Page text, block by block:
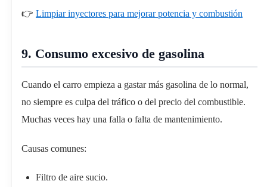
👉 Limpiar inyectores para mejorar potencia y combustión
9. Consumo excesivo de gasolina
Cuando el carro empieza a gastar más gasolina de lo normal,
no siempre es culpa del tráfico o del precio del combustible.
Muchas veces hay una falla o falta de mantenimiento.
Causas comunes:
Filtro de aire sucio.